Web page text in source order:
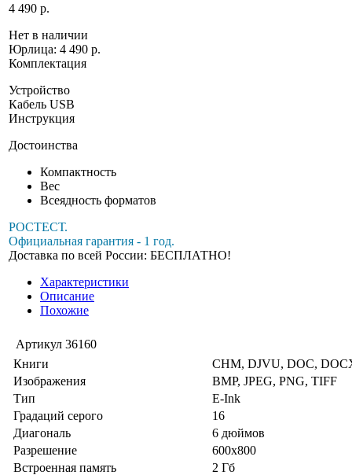
4 490 р.
Нет в наличии
Юрлица: 4 490 р.
Комплектация
Устройство
Кабель USB
Инструкция
Достоинства
Компактность
Вес
Всеядность форматов
РОСТЕСТ.
Официальная гарантия - 1 год.
Доставка по всей России: БЕСПЛАТНО!
Характеристики
Описание
Похожие
Артикул 36160
Книги
CHM, DJVU, DOC,
Изображения
BMP, JPEG, PNG, TIFF
Тип
E-Ink
Градаций серого
16
Диагональ
6 дюймов
Разрешение
600x800
Встроенная память
2 Гб